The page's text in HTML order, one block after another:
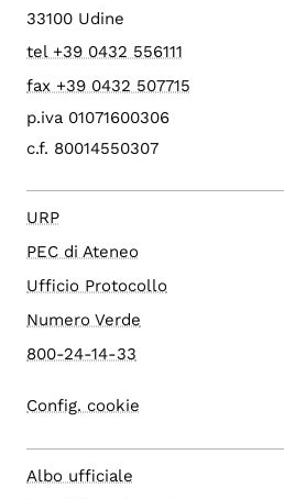
33100 Udine
tel +39 0432 556111
fax +39 0432 507715
p.iva 01071600306
c.f. 80014550307
URP
PEC di Ateneo
Ufficio Protocollo
Numero Verde
800-24-14-33
Config. cookie
Albo ufficiale